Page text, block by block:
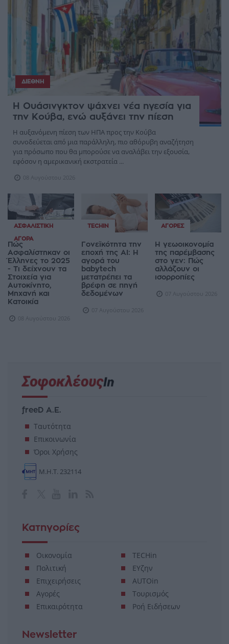
ΔΙΕΘΝΉ
Η Ουάσινγκτον ψάχνει νέα ηγεσία για
την Κούβα, ενώ αυξάνει την πίεση
Η αυξανόμενη πίεση των ΗΠΑ προς την Κούβα
συνοδεύεται από μια παράλληλη, πιο αθόρυβη αναζήτηση
για πρόσωπο που θα μπορούσε να αναλάβει την εξουσία,
εφόσον η αμερικανική εκστρατεία ...
08 Αυγούστου 2026
ΑΣΦΑΛΙΣΤΙΚΉ
ΑΓΟΡΆ
Πώς
Ασφαλίστηκαν οι
Έλληνες το 2025
- Τι δείχνουν τα
Στοιχεία για
Αυτοκίνητο,
Μηχανή και
Κατοικία
08 Αυγούστου 2026
TECHIN
Γονεϊκότητα την
εποχή της AI: Η
αγορά του
babytech
μετατρέπει τα
βρέφη σε πηγή
δεδομένων
07 Αυγούστου 2026
ΑΓΟΡΈΣ
Η γεωοικονομία
της παρέμβασης
στο γεν: Πώς
αλλάζουν οι
ισορροπίες
07 Αυγούστου 2026